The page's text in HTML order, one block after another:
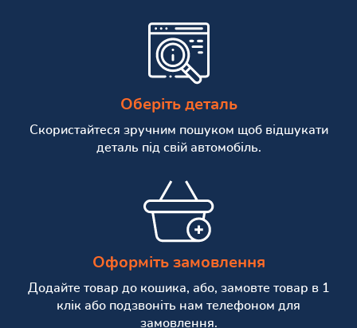
Оберіть деталь
Скористайтеся зручним пошуком щоб відшукати
деталь під свій автомобіль.
Оформіть замовлення
Додайте товар до кошика, або, замовте товар в 1
клік або подзвоніть нам телефоном для
замовлення.